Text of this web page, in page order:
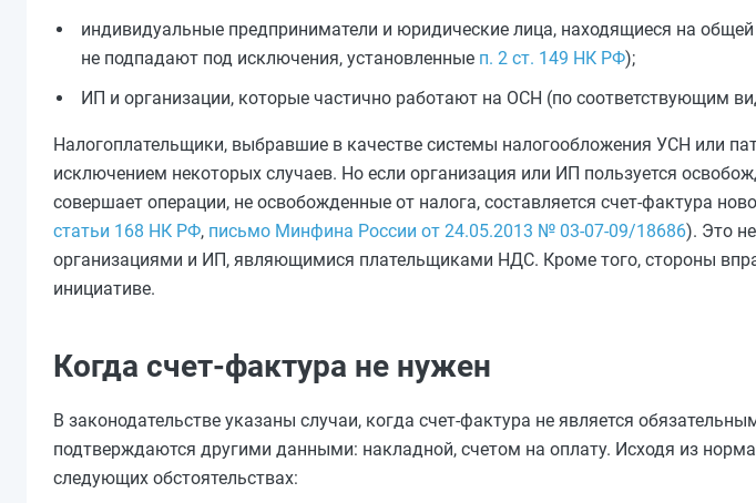
индивидуальные предприниматели и юридические лица, находящиеся на общей
не подпадают под исключения, установленные п. 2 ст. 149 НК РФ);
ИП и организации, которые частично работают на ОСН (по соответствующим
Налогоплательщики, выбравшие в качестве системы налогообложения УСН или
исключением некоторых случаев. Но если организация или ИП пользуется
совершает операции, не освобожденные от налога, составляется счет-фактура
статьи 168 НК РФ, письмо Минфина России от 24.05.2013 № 03-07-09/18686). Это
организациями и ИП, являющимися плательщиками НДС. Кроме того, стороны
инициативе.
Когда счет-фактура не нужен
В законодательстве указаны случаи, когда счет-фактура не является
подтверждаются другими данными: накладной, счетом на оплату. Исходя из
следующих обстоятельствах: